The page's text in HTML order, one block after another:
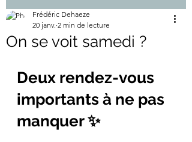
On se voit samedi ?
Frédéric Dehaeze
20 janv. 2 min de lecture
Deux rendez-vous
importants à ne pas
manquer ✨